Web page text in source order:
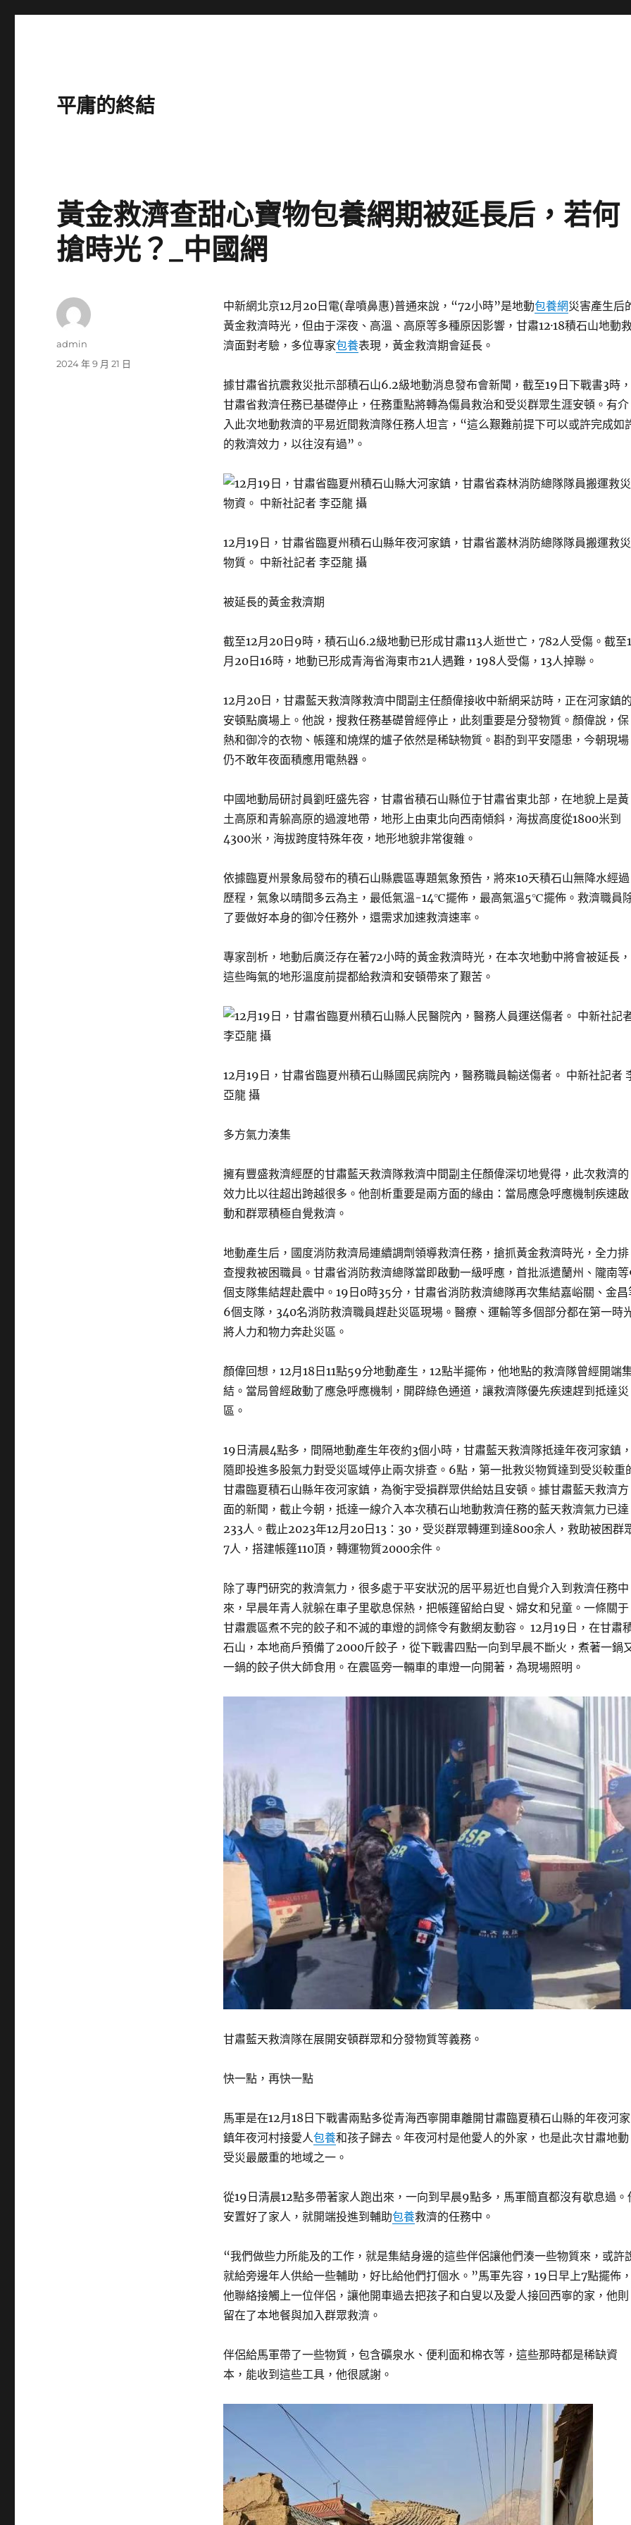
平庸的終結
黃金救濟查甜心寶物包養網期被延長后，若何
搶時光？_中國網
中新網北京12月20日電(韋噴鼻惠)普通來說，“72小時”是地動包養網災害產生后
黃金救濟時光，但由于深夜、高溫、高原等多種原因影響，甘肅12·18積石山地動
濟面對考驗，多位專家包養表現，黃金救濟期會延長。
據甘肅省抗震救災批示部積石山6.2級地動消息發布會新聞，截至19日下戰書3時，
甘肅省救濟任務已基礎停止，任務重點將轉為傷員救治和受災群眾生涯安頓。有介
入此次地動救濟的平易近間救濟隊任務人坦言，“這么艱難前提下可以或許完成如
的救濟效力，以往沒有過”。
12月19日，甘肅省臨夏州積石山縣年夜河家鎮，甘肅省叢林消防總隊隊員搬運救災
物質。 中新社記者 李亞龍 攝
被延長的黃金救濟期
截至12月20日9時，積石山6.2級地動已形成甘肅113人逝世亡，782人受傷。截至
月20日16時，地動已形成青海省海東市21人遇難，198人受傷，13人掉聯。
12月20日，甘肅藍天救濟隊救濟中間副主任顏偉接收中新網采訪時，正在河家鎮
安頓點廣場上。他說，搜救任務基礎曾經停止，此刻重要是分發物質。顏偉說，保
熱和御冷的衣物、帳篷和燒煤的爐子依然是稀缺物質。斟酌到平安隱患，今朝現場
仍不敢年夜面積應用電熱器。
中國地動局研討員劉旺盛先容，甘肅省積石山縣位于甘肅省東北部，在地貌上是黃
土高原和青躲高原的過渡地帶，地形上由東北向西南傾斜，海拔高度從1800米到
4300米，海拔跨度特殊年夜，地形地貌非常復雜。
依據臨夏州景象局發布的積石山縣震區專題氣象預告，將來10天積石山無降水經過
歷程，氣象以晴間多云為主，最低氣溫-14℃擺佈，最高氣溫5℃擺佈。救濟職員
了要做好本身的御冷任務外，還需求加速救濟速率。
專家剖析，地動后廣泛存在著72小時的黃金救濟時光，在本次地動中將會被延長，
這些晦氣的地形溫度前提都給救濟和安頓帶來了艱苦。
12月19日，甘肅省臨夏州積石山縣國民病院內，醫務職員輸送傷者。 中新社記者
亞龍 攝
多方氣力湊集
擁有豐盛救濟經歷的甘肅藍天救濟隊救濟中間副主任顏偉深切地覺得，此次救濟的
效力比以往超出跨越很多。他剖析重要是兩方面的緣由：當局應急呼應機制疾速啟
動和群眾積極自覺救濟。
地動產生后，國度消防救濟局連續調劑領導救濟任務，搶抓黃金救濟時光，全力排
查搜救被困職員。甘肅省消防救濟總隊當即啟動一級呼應，首批派遣蘭州、隴南
個支隊集結趕赴震中。19日0時35分，甘肅省消防救濟總隊再次集結嘉峪關、金昌
6個支隊，340名消防救濟職員趕赴災區現場。醫療、運輸等多個部分都在第一時
將人力和物力奔赴災區。
顏偉回想，12月18日11點59分地動產生，12點半擺佈，他地點的救濟隊曾經開端
結。當局曾經啟動了應急呼應機制，開辟綠色通道，讓救濟隊優先疾速趕到抵達災
區。
19日清晨4點多，間隔地動產生年夜約3個小時，甘肅藍天救濟隊抵達年夜河家鎮
隨即投進多股氣力對受災區域停止兩次排查。6點，第一批救災物質達到受災較重
甘肅臨夏積石山縣年夜河家鎮，為衡宇受損群眾供給姑且安頓。據甘肅藍天救濟方
面的新聞，截止今朝，抵達一線介入本次積石山地動救濟任務的藍天救濟氣力已達
233人。截止2023年12月20日13：30，受災群眾轉運到達800余人，救助被困群
7人，搭建帳篷110頂，轉運物質2000余件。
除了專門研究的救濟氣力，很多處于平安狀況的居平易近也自覺介入到救濟任務中
來，早晨年青人就躲在車子里歇息保熱，把帳篷留給白叟、婦女和兒童。一條關于
甘肅震區煮不完的餃子和不滅的車燈的詞條令有數網友動容。 12月19日，在甘肅
石山，本地商戶預備了2000斤餃子，從下戰書四點一向到早晨不斷火，煮著一鍋
一鍋的餃子供大師食用。在震區旁一輛車的車燈一向開著，為現場照明。
甘肅藍天救濟隊在展開安頓群眾和分發物質等義務。
快一點，再快一點
馬軍是在12月18日下戰書兩點多從青海西寧開車離開甘肅臨夏積石山縣的年夜河家
鎮年夜河村接愛人包養和孩子歸去。年夜河村是他愛人的外家，也是此次甘肅地動
受災最嚴重的地域之一。
從19日清晨12點多帶著家人跑出來，一向到早晨9點多，馬軍簡直都沒有歇息過。
安置好了家人，就開端投進到輔助包養救濟的任務中。
“我們做些力所能及的工作，就是集結身邊的這些伴侶讓他們湊一些物質來，或許
就給旁邊年人供給一些輔助，好比給他們打個水。”馬軍先容，19日早上7點擺佈
他聯絡接觸上一位伴侶，讓他開車過去把孩子和白叟以及愛人接回西寧的家，他則
留在了本地餐與加入群眾救濟。
伴侶給馬軍帶了一些物質，包含礦泉水、便利面和棉衣等，這些那時都是稀缺資
本，能收到這些工具，他很感謝。
作
admin
發
2024 年 9 月 21 日